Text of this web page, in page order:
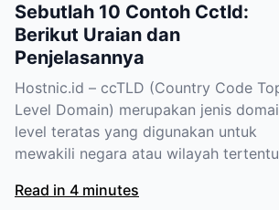
Sebutlah 10 Contoh Cctld:
Berikut Uraian dan
Penjelasannya
Hostnic.id – ccTLD (Country Code
Level Domain) merupakan jenis
level teratas yang digunakan untuk
mewakili negara atau wilayah
Read in 4 minutes